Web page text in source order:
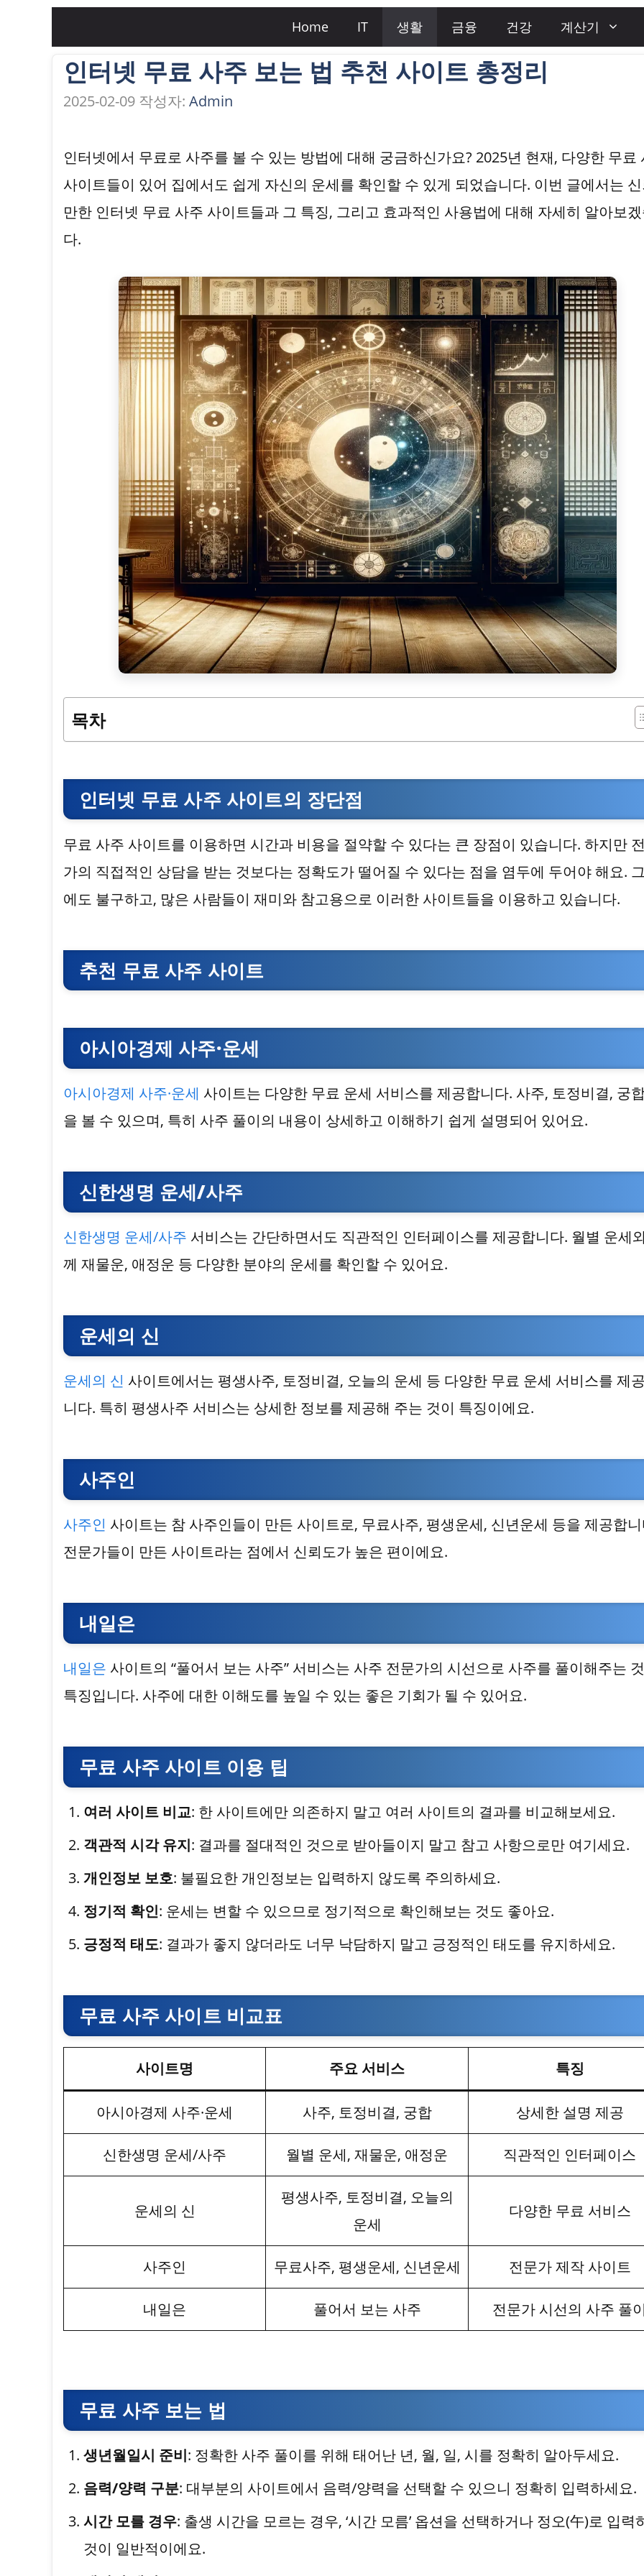
Home IT 생활 금융 건강 계산기
인터넷 무료 사주 보는 법 추천 사이트 총정리
2025-02-09 작성자: Admin
인터넷에서 무료로 사주를 볼 수 있는 방법에 대해 궁금하신가요? 2025년 현재, 다양한 무료
사이트들이 있어 집에서도 쉽게 자신의 운세를 확인할 수 있게 되었습니다. 이번 글에서는
만한 인터넷 무료 사주 사이트들과 그 특징, 그리고 효과적인 사용법에 대해 자세히 알아보
다.
목차
인터넷 무료 사주 사이트의 장단점
무료 사주 사이트를 이용하면 시간과 비용을 절약할 수 있다는 큰 장점이 있습니다. 하지만
가의 직접적인 상담을 받는 것보다는 정확도가 떨어질 수 있다는 점을 염두에 두어야 해요.
에도 불구하고, 많은 사람들이 재미와 참고용으로 이러한 사이트들을 이용하고 있습니다.
추천 무료 사주 사이트
아시아경제 사주·운세
아시아경제 사주·운세 사이트는 다양한 무료 운세 서비스를 제공합니다. 사주, 토정비결, 궁
을 볼 수 있으며, 특히 사주 풀이의 내용이 상세하고 이해하기 쉽게 설명되어 있어요.
신한생명 운세/사주
신한생명 운세/사주 서비스는 간단하면서도 직관적인 인터페이스를 제공합니다. 월별 운세
께 재물운, 애정운 등 다양한 분야의 운세를 확인할 수 있어요.
운세의 신
운세의 신 사이트에서는 평생사주, 토정비결, 오늘의 운세 등 다양한 무료 운세 서비스를 제
니다. 특히 평생사주 서비스는 상세한 정보를 제공해 주는 것이 특징이에요.
사주인
사주인 사이트는 참 사주인들이 만든 사이트로, 무료사주, 평생운세, 신년운세 등을 제공합
전문가들이 만든 사이트라는 점에서 신뢰도가 높은 편이에요.
내일은
내일은 사이트의 “풀어서 보는 사주” 서비스는 사주 전문가의 시선으로 사주를 풀이해주는
특징입니다. 사주에 대한 이해도를 높일 수 있는 좋은 기회가 될 수 있어요.
무료 사주 사이트 이용 팁
여러 사이트 비교: 한 사이트에만 의존하지 말고 여러 사이트의 결과를 비교해보세요.
객관적 시각 유지: 결과를 절대적인 것으로 받아들이지 말고 참고 사항으로만 여기세요.
개인정보 보호: 불필요한 개인정보는 입력하지 않도록 주의하세요.
정기적 확인: 운세는 변할 수 있으므로 정기적으로 확인해보는 것도 좋아요.
긍정적 태도: 결과가 좋지 않더라도 너무 낙담하지 말고 긍정적인 태도를 유지하세요.
무료 사주 사이트 비교표
사이트명 주요 서비스 특징
아시아경제 사주·운세 사주, 토정비결, 궁합 상세한 설명 제공
신한생명 운세/사주 월별 운세, 재물운, 애정운 직관적인 인터페이스
운세의 신
평생사주, 토정비결, 오늘의
운세
다양한 무료 서비스
사주인 무료사주, 평생운세, 신년운세 전문가 제작 사이트
내일은 풀어서 보는 사주 전문가 시선의 사주 풀
무료 사주 보는 법
생년월일시 준비: 정확한 사주 풀이를 위해 태어난 년, 월, 일, 시를 정확히 알아두세요.
음력/양력 구분: 대부분의 사이트에서 음력/양력을 선택할 수 있으니 정확히 입력하세요.
시간 모를 경우: 출생 시간을 모르는 경우, ‘시간 모름’ 옵션을 선택하거나 정오(午)로 입력
것이 일반적이에요.